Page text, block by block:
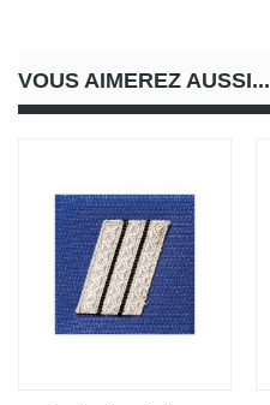
VOUS AIMEREZ AUSSI...